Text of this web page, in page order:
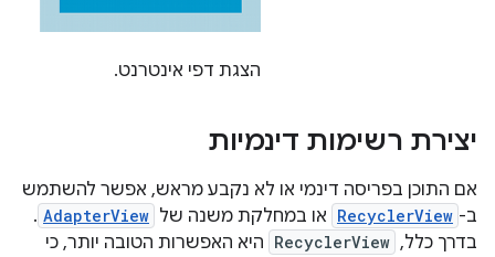
הצגת דפי אינטרנט.
יצירת רשימות דינמיות
אם התוכן בפריסה דינמי או לא נקבע מראש, אפשר להשתמש
ב- RecyclerView או במחלקת משנה של AdapterView
.
בדרך כלל, RecyclerView היא האפשרות הטובה יותר, כי